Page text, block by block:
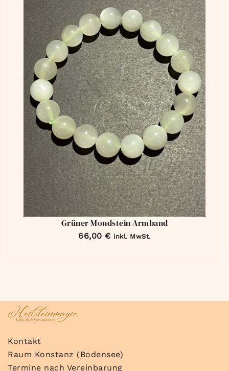
Grüner Mondstein Armband
66,00 € inkl. MwSt.
Kontakt
Raum Konstanz (Bodensee)
Termine nach Vereinbarung